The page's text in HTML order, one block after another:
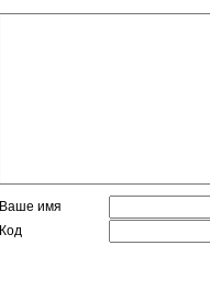
Ваше имя
Код